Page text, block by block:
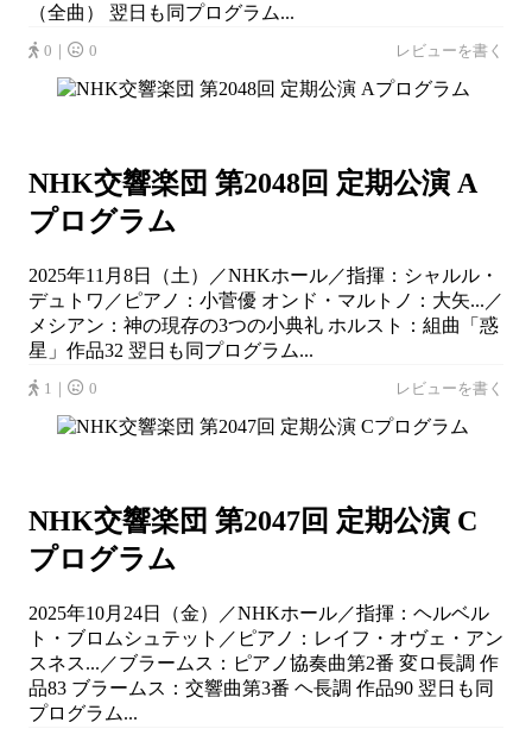
（全曲） 翌日も同プログラム...
0｜ 0 レビューを書く
NHK交響楽団 第2048回 定期公演 A
プログラム
2025年11月8日（土）／NHKホール／指揮：シャルル・
デュトワ／ピアノ：小菅優 オンド・マルトノ：大矢...／
メシアン：神の現存の3つの小典礼 ホルスト：組曲「惑
星」作品32 翌日も同プログラム...
1｜ 0 レビューを書く
NHK交響楽団 第2047回 定期公演 C
プログラム
2025年10月24日（金）／NHKホール／指揮：ヘルベル
ト・ブロムシュテット／ピアノ：レイフ・オヴェ・アン
スネス...／ブラームス：ピアノ協奏曲第2番 変ロ長調 作
品83 ブラームス：交響曲第3番 ヘ長調 作品90 翌日も同
プログラム...